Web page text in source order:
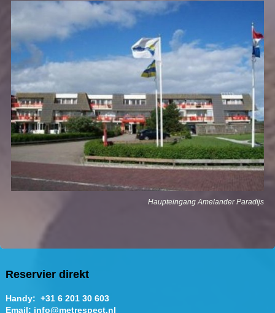
Haupteingang Amelander Paradijs
Reservier direkt
Handy: +31 6 201 30 603
Email: info@metrespect.nl